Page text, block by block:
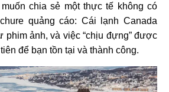
chia sẻ một thực tế không có
quảng cáo: Cái lạnh Canada
phim ảnh, và việc “chịu đựng” được
để bạn tồn tại và thành công.